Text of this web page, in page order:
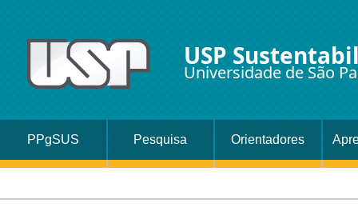
USP
Universidade de São
PPgSUS Pesquisa Orientadores